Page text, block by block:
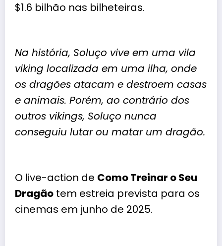
$1.6 bilhão nas bilheteiras.
Na história, Soluço vive em uma vila
viking localizada em uma ilha, onde
os dragões atacam e destroem casas
e animais. Porém, ao contrário dos
outros vikings, Soluço nunca
conseguiu lutar ou matar um dragão.
O live-action de Como Treinar o Seu
Dragão tem estreia prevista para os
cinemas em junho de 2025.